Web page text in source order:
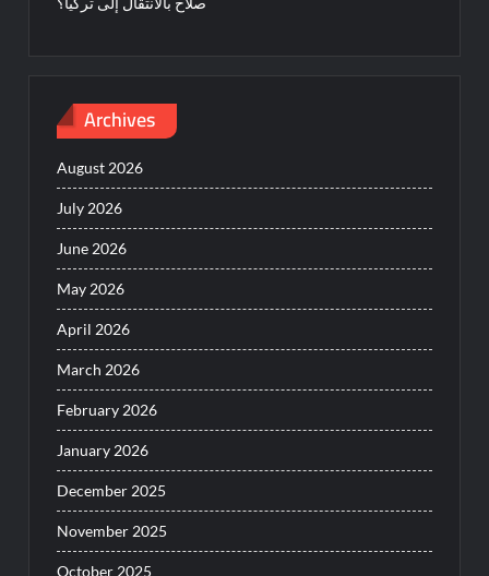
Archives
August 2026
July 2026
June 2026
May 2026
April 2026
March 2026
February 2026
January 2026
December 2025
November 2025
October 2025